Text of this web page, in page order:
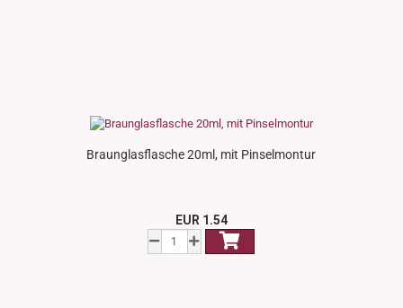
Braunglasflasche 20ml, mit Pinselmontur
EUR 1.54